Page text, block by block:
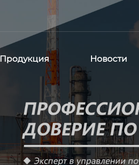
Продукция Новости